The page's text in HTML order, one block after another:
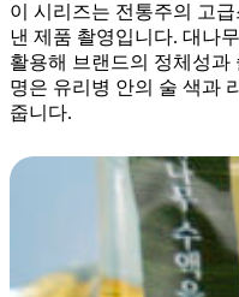
이 시리즈는 전통주의 고
낸 제품 촬영입니다. 대나
활용해 브랜드의 정체성과
명은 유리병 안의 술 색과
줍니다.